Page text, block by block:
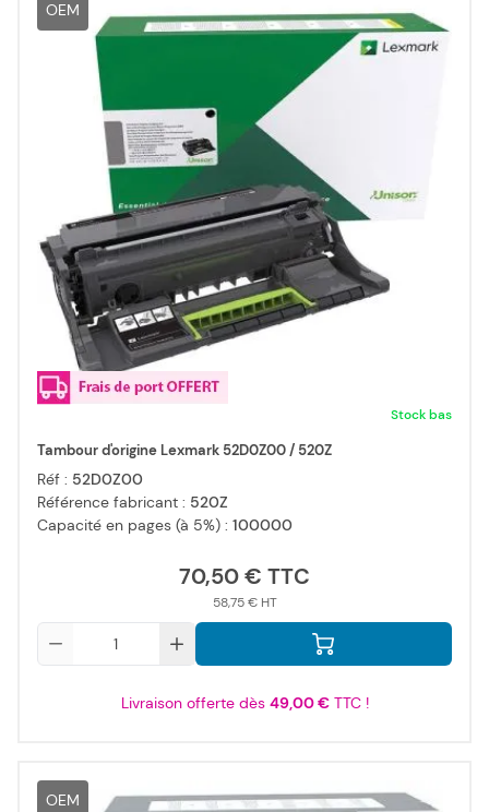
OEM
Stock bas
Tambour d'origine Lexmark 52D0Z00 / 520Z
Réf : 52D0Z00
Référence fabricant : 520Z
Capacité en pages (à 5%) : 100000
70,50 €
58,75 €
Livraison offerte dès 49,00 €TTC !
OEM